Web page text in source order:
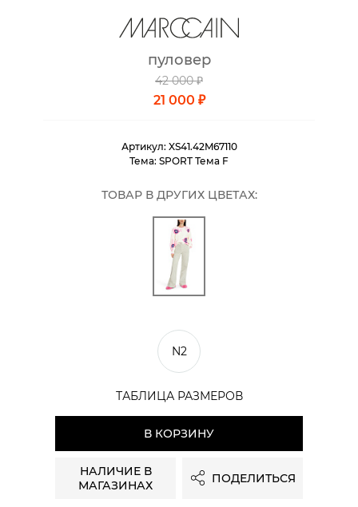
пуловер
42 000 ₽
21 000 ₽
Артикул: XS41.42M67110
Тема: SPORT Тема F
ТОВАР В ДРУГИХ ЦВЕТАХ:
N2
ТАБЛИЦА РАЗМЕРОВ
В КОРЗИНУ
НАЛИЧИЕ В
МАГАЗИНАХ
ПОДЕЛИТЬСЯ